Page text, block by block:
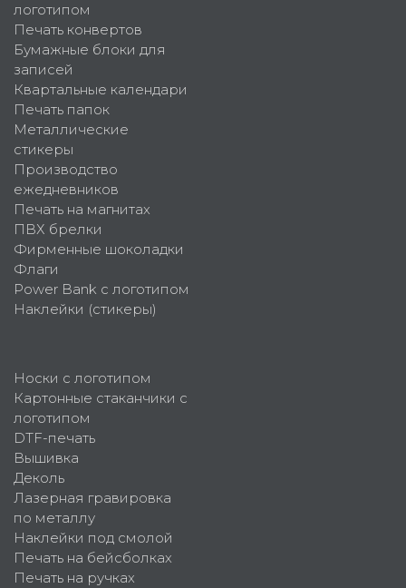
логотипом
Печать конвертов
Бумажные блоки для
записей
Квартальные календари
Печать папок
Металлические
стикеры
Производство
ежедневников
Печать на магнитах
ПВХ брелки
Фирменные шоколадки
Флаги
Power Bank с логотипом
Наклейки (стикеры)
Носки с логотипом
Картонные стаканчики с
логотипом
DTF-печать
Вышивка
Деколь
Лазерная гравировка
по металлу
Наклейки под смолой
Печать на бейсболках
Печать на ручках